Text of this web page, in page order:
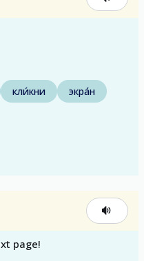
кли́кни
экра́н
page!